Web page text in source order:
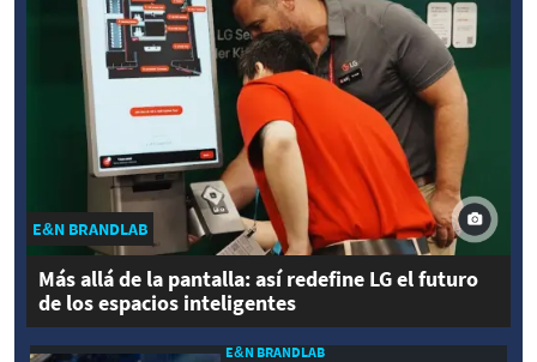
E&N BRANDLAB
Más allá de la pantalla: así redefine LG el futuro
de los espacios inteligentes
E&N BRANDLAB